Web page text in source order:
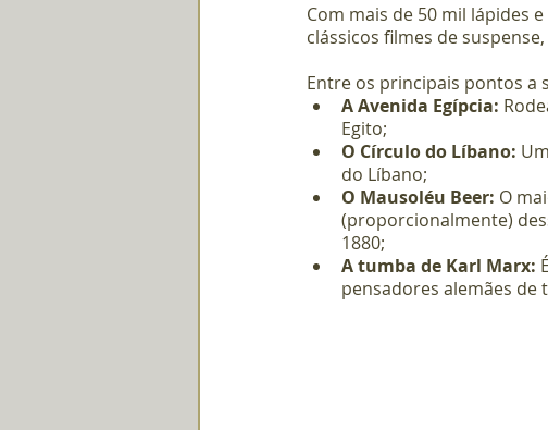
Com mais de 50 mil lápides
clássicos filmes de
Entre os principais pontos a
A Avenida Egípcia:
Egito;
O Círculo do Líbano:
do Líbano;
O Mausoléu Beer: O
(proporcionalmente)
1880;
A tumba de Karl Marx:
pensadores alemães de